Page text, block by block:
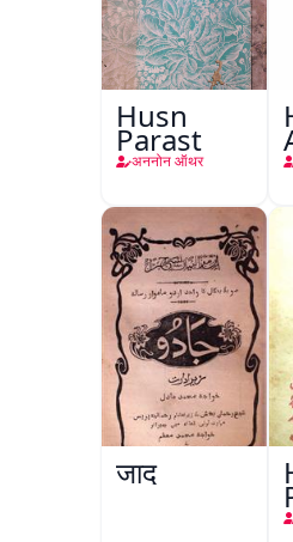
Husn
Parast
अननोन ऑथर
जादू